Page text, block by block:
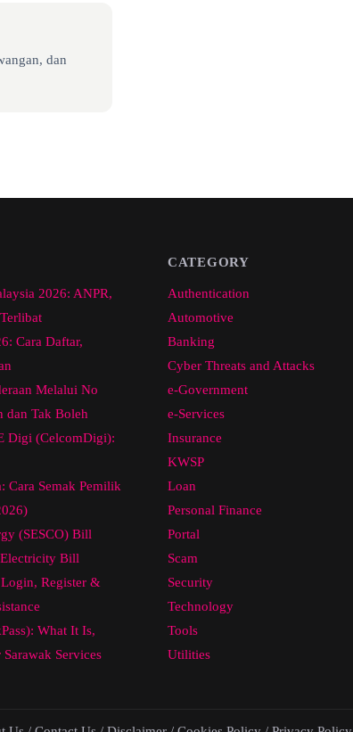
dan
2026: ANPR,
Cara Daftar,
Melalui No
dan Tak Boleh
Digi (CelcomDigi):
Cara Semak Pemilik
(SESCO) Bill
Bill
Register &
What It Is,
Services
CATEGORY
Authentication
Automotive
Banking
Cyber Threats and Attacks
e-Government
e-Services
Insurance
KWSP
Loan
Personal Finance
Portal
Scam
Security
Technology
Tools
Utilities